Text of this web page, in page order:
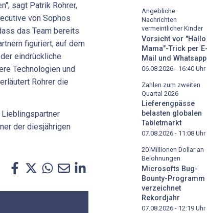
sagt Patrik Rohrer,
von Sophos
das Team bereits
figuriert, auf dem
eindrückliche
Technologien und
Rohrer die
der diesjährigen
Angebliche
Nachrichten
vermeintlicher Kinder
Vorsicht vor "Hallo
Mama"-Trick per E-
Mail und Whatsapp
06.08.2026 - 16:40 Uhr
Zahlen zum zweiten
Quartal 2026
Lieferengpässe
belasten globalen
Tabletmarkt
07.08.2026 - 11:08 Uhr
20 Millionen Dollar an
Belohnungen
Microsofts Bug-
Bounty-Programm
verzeichnet
Rekordjahr
07.08.2026 - 12:19 Uhr